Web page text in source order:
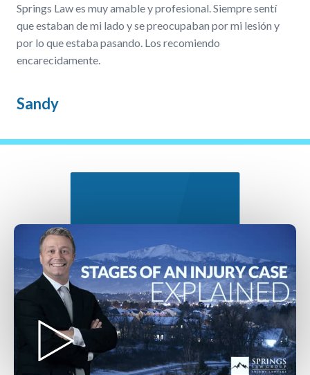
Springs Law es muy amable y profesional. Siempre sentí
que estaban de mi lado y se preocupaban por mi lesión y
por lo que estaba pasando. Los recomiendo
encarecidamente.
Sandy